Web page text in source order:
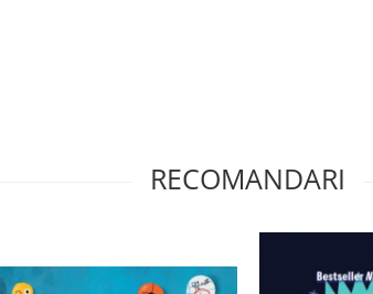
RECOMANDARI